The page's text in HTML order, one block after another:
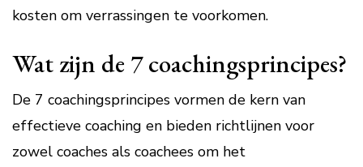
kosten om verrassingen te voorkomen.
Wat zijn de 7 coachingsprincipes?
De 7 coachingsprincipes vormen de kern van
effectieve coaching en bieden richtlijnen voor
zowel coaches als coachees om het